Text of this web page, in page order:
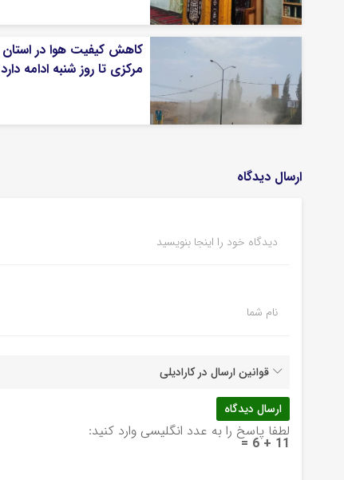
کاهش کیفیت هوا در استان
مرکزی تا روز شنبه ادامه دارد
ارسال دیدگاه
دیدگاه خود را اینجا بنویسید
نام شما
قوانین ارسال در کارادیلی
لطفا پاسخ را به عدد انگلیسی وارد کنید:
11 + 6 =